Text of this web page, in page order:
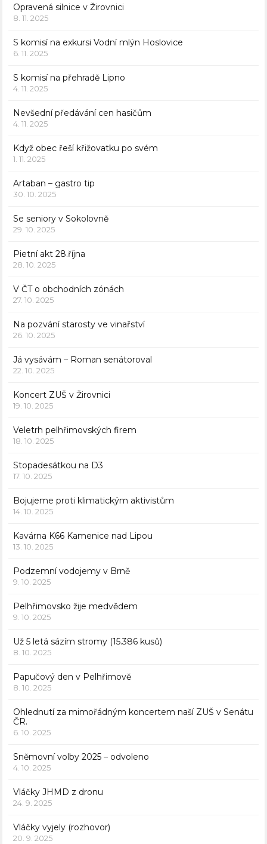
Opravená silnice v Žirovnici
8. 11. 2025
S komisí na exkursi Vodní mlýn Hoslovice
6. 11. 2025
S komisí na přehradě Lipno
4. 11. 2025
Nevšední předávání cen hasičům
4. 11. 2025
Když obec řeší křižovatku po svém
1. 11. 2025
Artaban – gastro tip
30. 10. 2025
Se seniory v Sokolovně
29. 10. 2025
Pietní akt 28.října
28. 10. 2025
V ČT o obchodních zónách
27. 10. 2025
Na pozvání starosty ve vinařství
26. 10. 2025
Já vysávám – Roman senátoroval
22. 10. 2025
Koncert ZUŠ v Žirovnici
19. 10. 2025
Veletrh pelhřimovských firem
18. 10. 2025
Stopadesátkou na D3
17. 10. 2025
Bojujeme proti klimatickým aktivistům
14. 10. 2025
Kavárna K66 Kamenice nad Lipou
13. 10. 2025
Podzemní vodojemy v Brně
9. 10. 2025
Pelhřimovsko žije medvědem
9. 10. 2025
Už 5 letá sázím stromy (15.386 kusů)
8. 10. 2025
Papučový den v Pelhřimově
8. 10. 2025
Ohlednutí za mimořádným koncertem naší ZUŠ v Senátu
ČR.
6. 10. 2025
Sněmovní volby 2025 – odvoleno
4. 10. 2025
Vláčky JHMD z dronu
24. 9. 2025
Vláčky vyjely (rozhovor)
20. 9. 2025